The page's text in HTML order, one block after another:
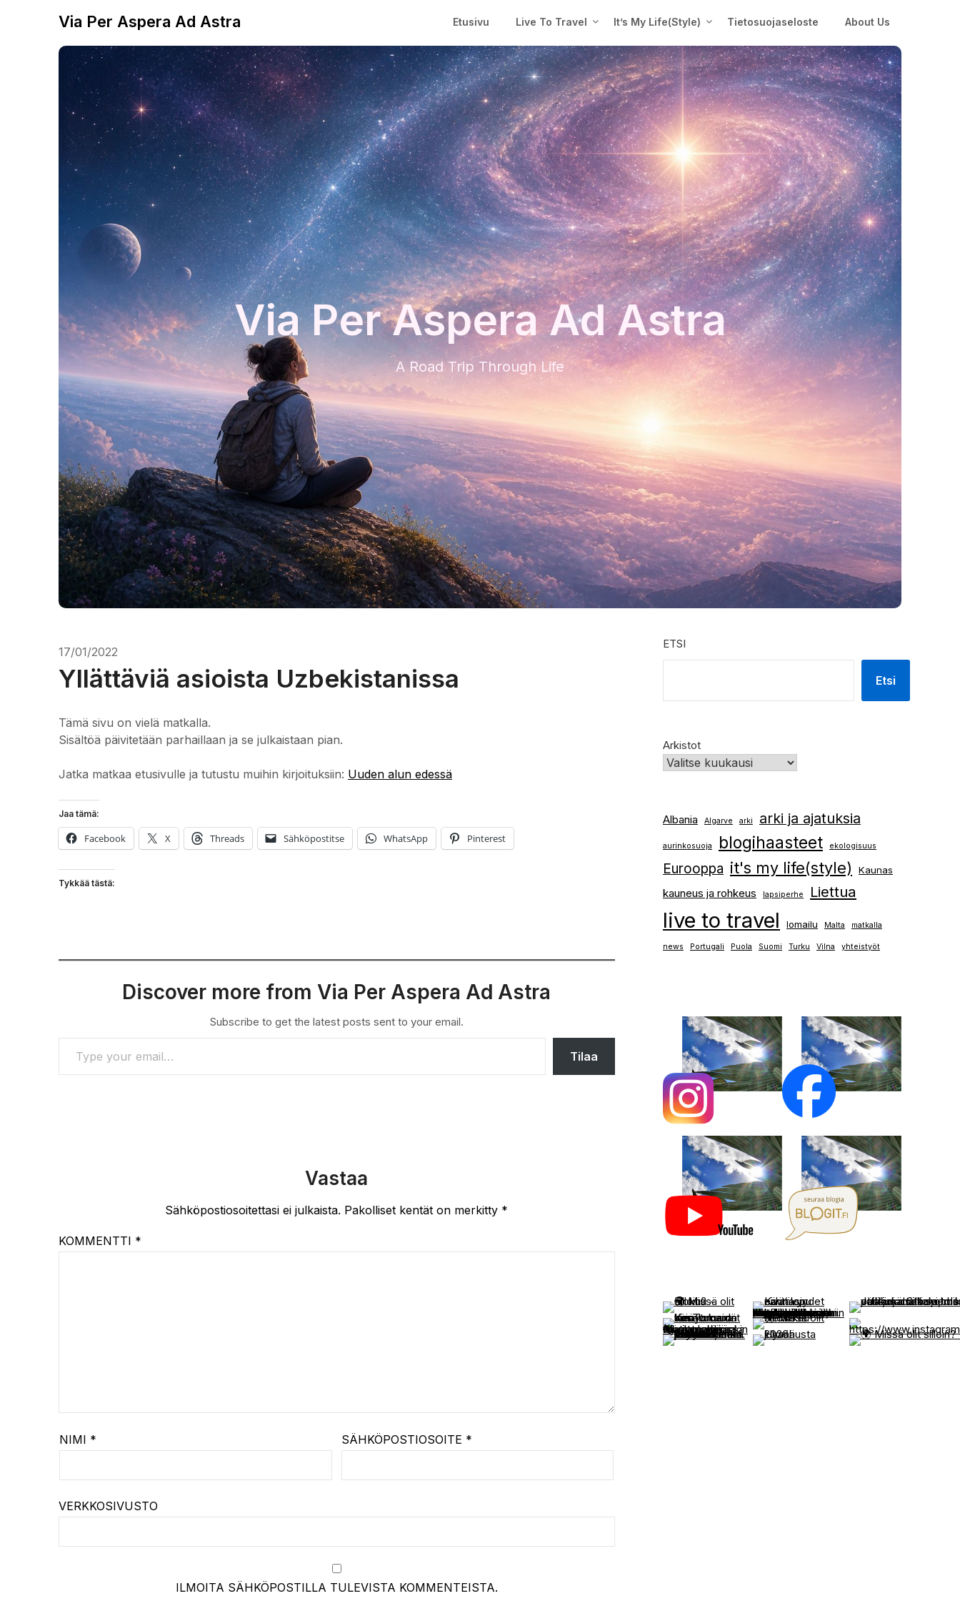
Via Per Aspera Ad Astra Etusivu Live To Travel It’s My Life(Style) Tietosuojaseloste About Us
Via Per Aspera Ad Astra
A Road Trip Through Life
17/01/2022
Yllättäviä asioista Uzbekistanissa
Tämä sivu on vielä matkalla.
Sisältöä päivitetään parhaillaan ja se julkaistaan pian.
Jatka matkaa etusivulle ja tutustu muihin kirjoituksiin: Uuden alun edessä
Jaa tämä:
Facebook X Threads Sähköpostitse WhatsApp Pinterest
Tykkää tästä:
Discover more from Via Per Aspera Ad Astra
Subscribe to get the latest posts sent to your email.
TYPE YOUR EMAIL…
Tilaa
Vastaa
Sähköpostiosoitettasi ei julkaista. Pakolliset kentät on merkitty *
KOMMENTTI *
NIMI * SÄHKÖPOSTIOSOITE *
VERKKOSIVUSTO
ILMOITA SÄHKÖPOSTILLA TULEVISTA KOMMENTEISTA.
ETSI
Etsi
Arkistot
Albania Algarve arki arki ja ajatuksia
aurinkosuoja blogihaasteet ekologisuus
Eurooppa it's my life(style) Kaunas
kauneus ja rohkeus lapsiperhe Liettua
live to travel lomailu Malta matkalla
news Portugali Puola Suomi Turku Vilna yhteistyöt